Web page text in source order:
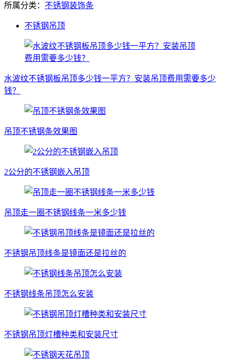
所属分类： 不锈钢装饰条
不锈钢吊顶
水波纹不锈钢板吊顶多少钱一平方？安装吊顶费用需要多少
钱？
吊顶不锈钢条效果图
2公分的不锈钢嵌入吊顶
吊顶走一圈不锈钢线条一米多少钱
不锈钢吊顶线条是镜面还是拉丝的
不锈钢线条吊顶怎么安装
不锈钢吊顶灯槽种类和安装尺寸